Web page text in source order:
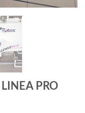
PRO